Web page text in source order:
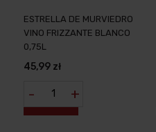
ESTRELLA DE MURVIEDRO
VINO FRIZZANTE BLANCO
0,75L
45,99 zł
- +